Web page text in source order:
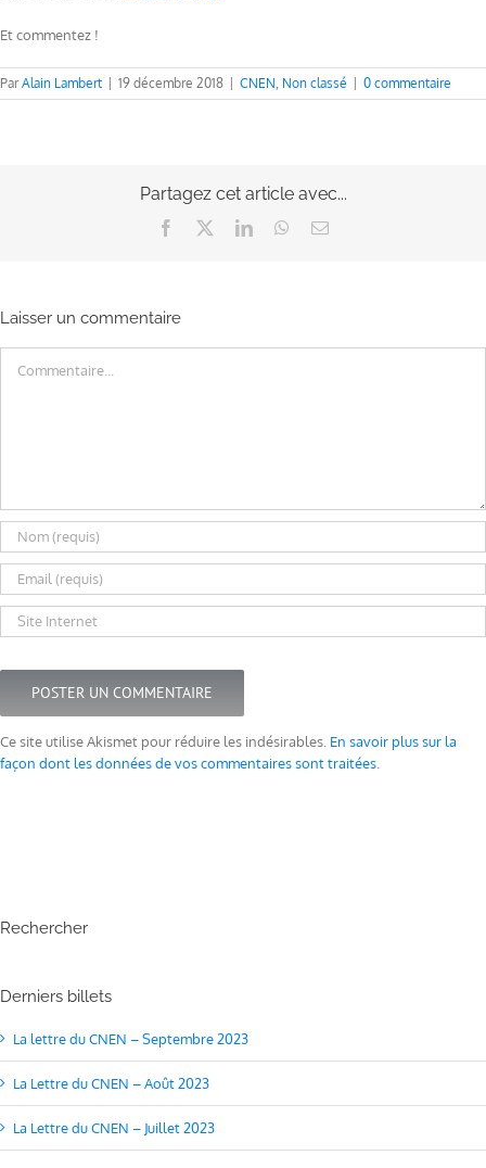
Et commentez !
ParAlain Lambert 19 décembre 2018 CNEN, Non classé 0 commentaire
Partagez cet article avec...
Facebook LinkedInWhatsApp
Email
Laisser un commentaire
Ce site utilise Akismet pour réduire les indésirables. En savoir plus sur la
façon dont les données de vos commentaires sont traitées
Rechercher
Derniers billets
La lettre du CNEN – Septembre 2023
La Lettre du CNEN – Août 2023
La Lettre du CNEN – Juillet 2023